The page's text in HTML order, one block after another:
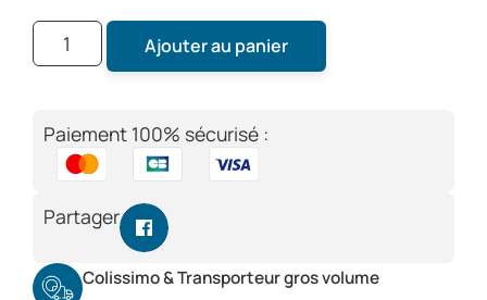
Ajouter au panier
Paiement 100% sécurisé :
Partager
Colissimo & Transporteur gros volume